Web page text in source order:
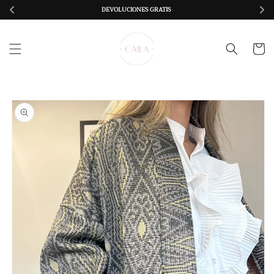
DEVOLUCIONES GRATIS
directamente
Carrito
directamente
a la
información